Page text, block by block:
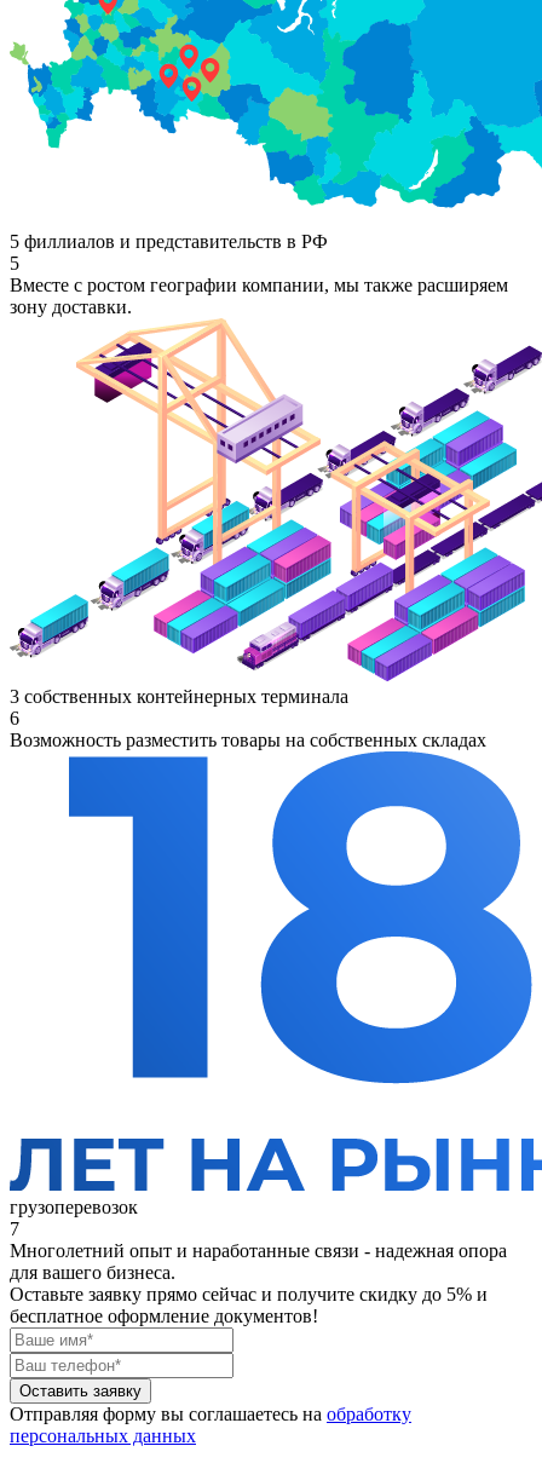
5 филлиалов и представительств в РФ
5
Вместе с ростом географии компании, мы также расширяем
зону доставки.
3 собственных контейнерных терминала
6
Возможность разместить товары на собственных складах
грузоперевозок
7
Многолетний опыт и наработанные связи - надежная опора
для вашего бизнеса.
Оставьте заявку прямо сейчас и получите скидку до 5% и
бесплатное оформление документов!
Оставить заявку
Отправляя форму вы соглашаетесь на обработку
персональных данных